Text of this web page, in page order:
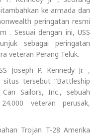
ke armada dan
peringatan resmi
. Sesuai dengan ini, USS
sebagai peringatan
veteran Perang Teluk.
Joseph P. Kennedy Jr. ,
tersebut “Battleship
Sailors, Inc., sebuah
veteran perusak,
Trojan T-28 Amerika